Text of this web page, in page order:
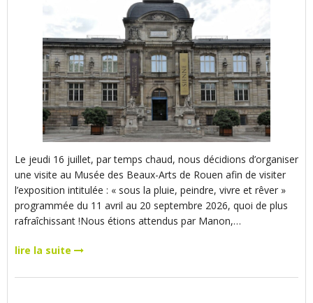
Le jeudi 16 juillet, par temps chaud, nous décidions d’organiser
une visite au Musée des Beaux-Arts de Rouen afin de visiter
l’exposition intitulée : « sous la pluie, peindre, vivre et rêver »
programmée du 11 avril au 20 septembre 2026, quoi de plus
rafraîchissant !Nous étions attendus par Manon,…
lire la suite